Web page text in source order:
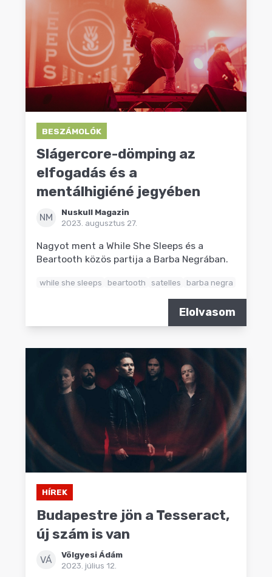
BESZÁMOLÓK
Slágercore-dömping az
elfogadás és a
mentálhigiéné jegyében
NM
Nuskull Magazin
2023. augusztus 27.
Nagyot ment a While She Sleeps és a
Beartooth közös partija a Barba Negrában.
while she sleeps beartooth satelles barba negra
Elolvasom
HÍREK
Budapestre jön a Tesseract,
új szám is van
VÁ
Völgyesi Ádám
2023. július 12.